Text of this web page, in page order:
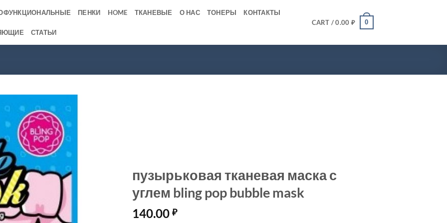
ПЕНКИ HOME ТКАНЕВЫЕ О НАС ТОНЕРЫ КОНТАКТЫ
СТАТЬИ
CART /0.00 ₽ 0
пузырьковая тканевая маска с
углем bling pop bubble mask
140.00 ₽